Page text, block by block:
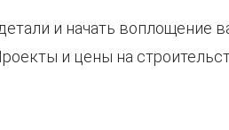
и начать воплощение
и цены на